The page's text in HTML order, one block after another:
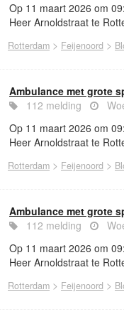
Op 11 maart 2026 om
Heer Arnoldstraat te
Rotterdam > Feijenoord >
Ambulance met grote
112 melding
Op 11 maart 2026 om
Heer Arnoldstraat te
Rotterdam > Feijenoord >
Ambulance met grote
112 melding
Op 11 maart 2026 om
Heer Arnoldstraat te
Rotterdam > Feijenoord >